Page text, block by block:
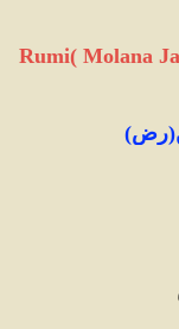
Rumi( Molana
(رض)